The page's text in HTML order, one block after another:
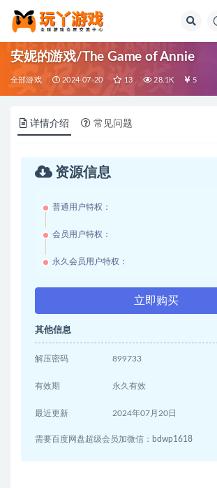
安妮的游戏/The Game of Annie
全部游戏 2024-07-20 13 28.1K 5
详情介绍 常见问题
资源信息
普通用户特权：
会员用户特权：
永久会员用户特权：
立即购买
其他信息
解压密码 899733
有效期 永久有效
最近更新 2024年07月20日
需要百度网盘超级会员加微信：bdwp1618